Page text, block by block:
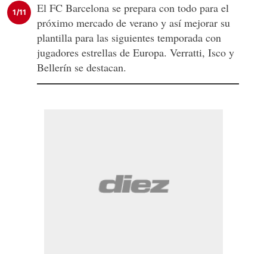
1/11
El FC Barcelona se prepara con todo para el
próximo mercado de verano y así mejorar su
plantilla para las siguientes temporada con
jugadores estrellas de Europa. Verratti, Isco y
Bellerín se destacan.